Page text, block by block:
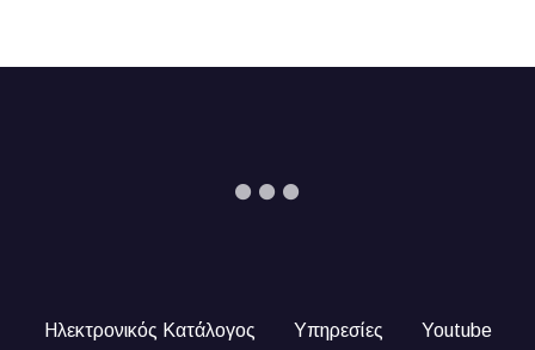
Ηλεκτρονικός Κατάλογος Υπηρεσίες Youtube